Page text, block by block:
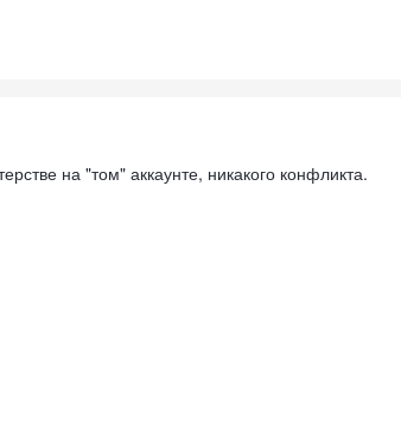
на "том" аккаунте, никакого конфликта.